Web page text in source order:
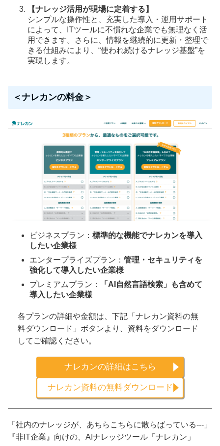
【ナレッジ活用が現場に定着する】
シンプルな操作性と、充実した導入・運用サポート
によって、ITツールに不慣れな企業でも無理なく活
用できます。さらに、情報を継続的に更新・整理で
きる仕組みにより、“使われ続けるナレッジ基盤”を
実現します。
＜ナレカンの料金＞
ビジネスプラン： 標準的な機能でナレカンを導入
したい企業様
エンタープライズプラン： 管理・セキュリティを
強化して導入したい企業様
プレミアムプラン：
「AI自然言語検索」も含めて
導入したい企業様
各プランの詳細や金額は、下記「ナレカン資料の無
料ダウンロード」ボタンより、資料をダウンロード
してご確認ください。
ナレカンの詳細はこちら
ナレカン資料の無料ダウンロード
「社内のナレッジが、あちらこちらに散らばっている---」
『非IT企業』向けの、AIナレッジツール「ナレカン」